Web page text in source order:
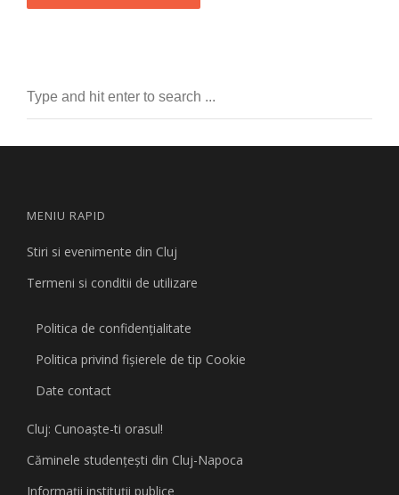
MENIU RAPID
Stiri si evenimente din Cluj
Termeni si conditii de utilizare
Politica de confidențialitate
Politica privind fişierele de tip Cookie
Date contact
Cluj: Cunoaşte-ti orasul!
Căminele studenţeşti din Cluj-Napoca
Informaţii instituţii publice